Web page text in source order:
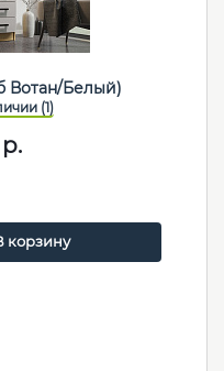
Вотан/Белый)
р.
корзину